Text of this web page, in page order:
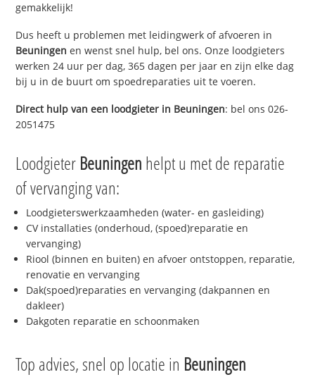
gemakkelijk!
Dus heeft u problemen met leidingwerk of afvoeren in
Beuningen en wenst snel hulp, bel ons. Onze loodgieters
werken 24 uur per dag, 365 dagen per jaar en zijn elke dag
bij u in de buurt om spoedreparaties uit te voeren.
Direct hulp van een loodgieter in Beuningen: bel ons 026-
2051475
Loodgieter Beuningen helpt u met de reparatie
of vervanging van:
Loodgieterswerkzaamheden (water- en gasleiding)
CV installaties (onderhoud, (spoed)reparatie en
vervanging)
Riool (binnen en buiten) en afvoer ontstoppen, reparatie,
renovatie en vervanging
Dak(spoed)reparaties en vervanging (dakpannen en
dakleer)
Dakgoten reparatie en schoonmaken
Top advies, snel op locatie in Beuningen